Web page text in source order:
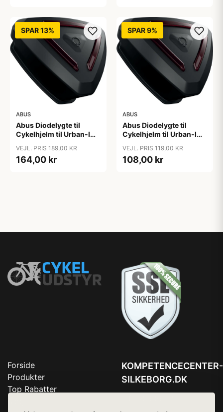
SPAR 13%
ABUS
Abus Diodelygte til
Cykelhjelm til Urban-I
VEJL. PRIS 189,00 KR
164,00 kr
SPAR 9%
ABUS
Abus Diodelygte til
Cykelhjelm til Urban-I
VEJL. PRIS 119,00 KR
108,00 kr
Forside
Produkter
Top Rabatter
KOMPETENCECENTER-
SILKEBORG.DK